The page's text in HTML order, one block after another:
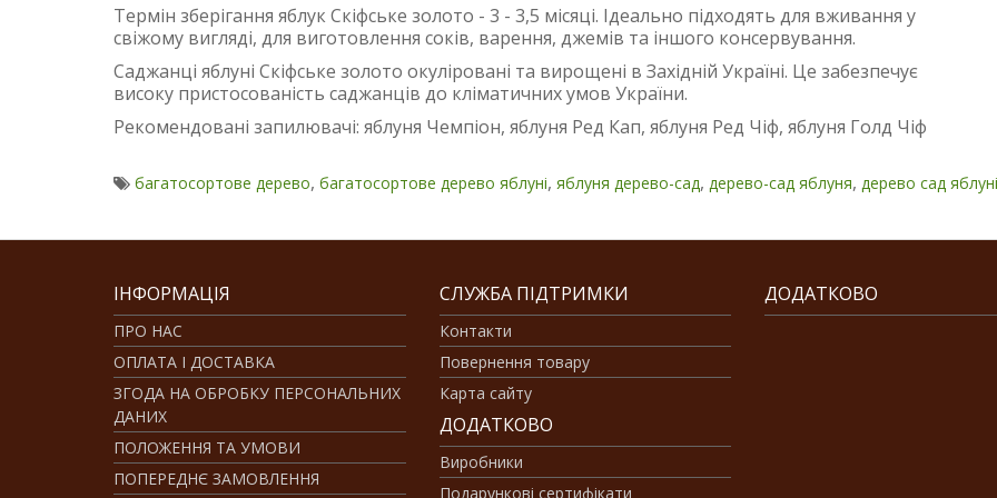
Термін зберігання яблук Скіфське золото - 3 - 3,5 місяці. Ідеально підходять для вживання у
свіжому вигляді, для виготовлення соків, варення, джемів та іншого консервування.
Саджанці яблуні Скіфське золото окуліровані та вирощені в Західній Україні. Це забезпечує
високу пристосованість саджанців до кліматичних умов України.
Рекомендовані запилювачі: яблуня Чемпіон, яблуня Ред Кап, яблуня Ред Чіф, яблуня Голд Чіф
багатосортове дерево, багатосортове дерево яблуні, яблуня дерево-сад, дерево-сад яблуня, дерево сад яблуні
ІНФОРМАЦІЯ
ПРО НАС
ОПЛАТА І ДОСТАВКА
ЗГОДА НА ОБРОБКУ ПЕРСОНАЛЬНИХ
ДАНИХ
ПОЛОЖЕННЯ ТА УМОВИ
ПОПЕРЕДНЄ ЗАМОВЛЕННЯ
СЛУЖБА ПІДТРИМКИ
Контакти
Повернення товару
Карта сайту
ДОДАТКОВО
Виробники
Подарункові сертифікати
ДОДАТКОВО